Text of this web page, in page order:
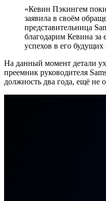
«Кевин Пэкингем
заявила в своём
представительница
благодарим Кевина за
успехов в его
На данный момент детали
преемник руководителя
должность два года, ещё не